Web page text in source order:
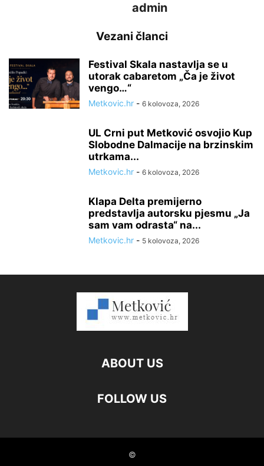
admin
Vezani članci
Festival Skala nastavlja se u
utorak cabaretom „Ča je život
vengo…“
Metkovic.hr - 6 kolovoza, 2026
UL Crni put Metković osvojio Kup
Slobodne Dalmacije na brzinskim
utrkama...
Metkovic.hr - 6 kolovoza, 2026
Klapa Delta premijerno
predstavlja autorsku pjesmu „Ja
sam vam odrasta“ na...
Metkovic.hr - 5 kolovoza, 2026
ABOUT US
FOLLOW US
©